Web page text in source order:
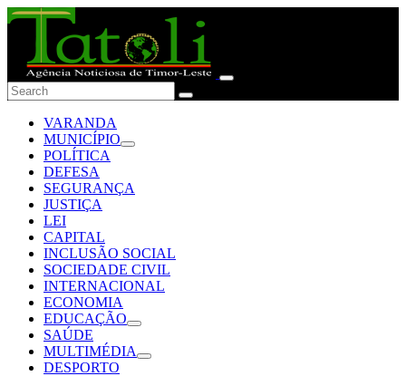
VARANDA
MUNICÍPIO
POLÍTICA
DEFESA
SEGURANÇA
JUSTIÇA
LEI
CAPITAL
INCLUSÃO SOCIAL
SOCIEDADE CIVIL
INTERNACIONAL
ECONOMIA
EDUCAÇÃO
SAÚDE
MULTIMÉDIA
DESPORTO